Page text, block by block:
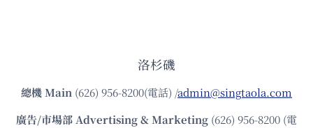
洛杉磯
總機Main (626) 956-8200(電話) /admin@singtaola.com
廣告/市場部Advertising & Marketing (626) 956-8200 (電